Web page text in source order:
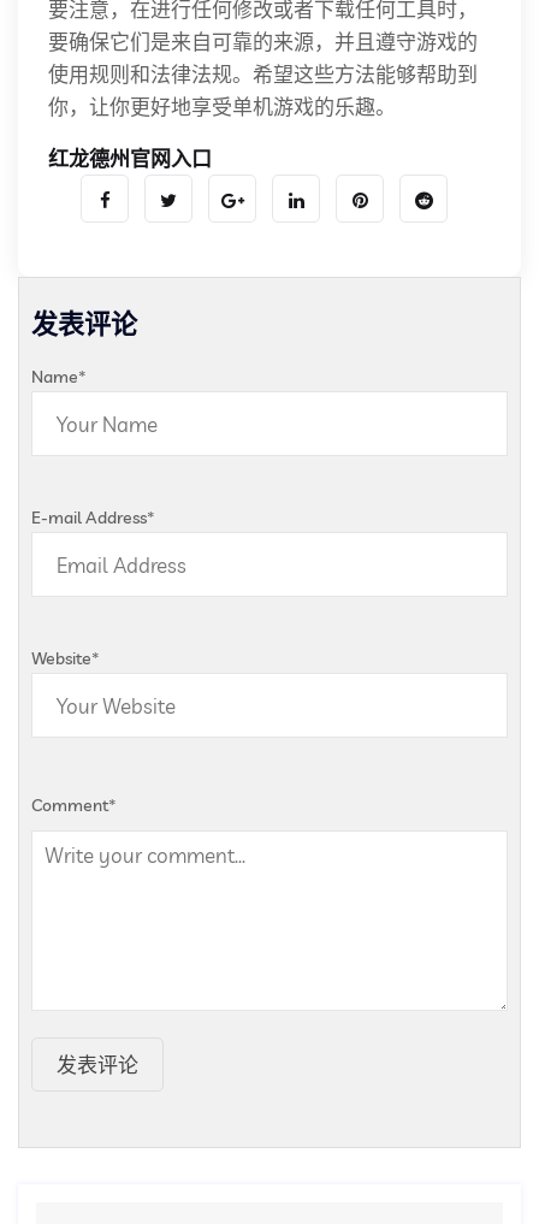
要注意，在进行任何修改或者下载任何工具时，
要确保它们是来自可靠的来源，并且遵守游戏的
使用规则和法律法规。希望这些方法能够帮助到
你，让你更好地享受单机游戏的乐趣。
红龙德州官网入口
发表评论
Name*
E-mail Address*
Website*
Comment*
发表评论